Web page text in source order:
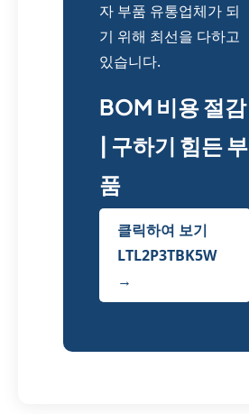
자 부품 유통업체가 되
기 위해 최선을 다하고
있습니다.
BOM 비용 절감
| 구하기 힘든 부
품
클릭하여 보기
LTL2P3TBK5W
→